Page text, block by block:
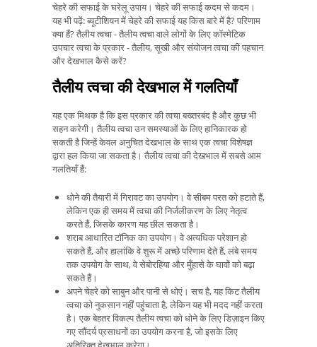
चेहरे की सफाई के घरेलू उपाय। चेहरे की सफाई कदम से कदम।
यह भी पढ़ें: ब्यूटीशियन में चेहरे की सफाई यह किस बारे में है? परिणाम
क्या हैं? तैलीय त्वचा - तैलीय त्वचा वाले लोगों के लिए कॉस्मेटिक
उपचार त्वचा के प्रकार - तैलीय, सूखी और संयोजन त्वचा की पहचान
और देखभाल कैसे करें?
तैलीय त्वचा की देखभाल में गलतियाँ
यह एक मिथक है कि इस प्रकार की त्वचा बख्तरबंद है और कुछ भी
सहन करेगी। तैलीय त्वचा उन समस्याओं के लिए हानिकारक हो
सकती है जिन्हें केवल अनुचित देखभाल के साथ एक त्वचा विशेषज्ञ
द्वारा हल किया जा सकता है। तैलीय त्वचा की देखभाल में सबसे आम
गलतियाँ हैं:
धोने की तैयारी में गिरावट का उपयोग। वे सीबम परत को हटाते हैं,
लेकिन एक ही समय में त्वचा की निर्जलीकरण के लिए नेतृत्व
करते हैं, जिसके कारण यह छील सकता है।
शराब आधारित टॉनिक का उपयोग। वे अत्यधिक परेशान हो
सकते हैं, और हालांकि वे शुरू में अच्छे परिणाम देते हैं, लंबे समय
तक उपयोग के साथ, वे सेबोरहिया और मुँहासे के घावों को बढ़ा
सकते हैं।
अपने चेहरे को साबुन और पानी से धोएं। सच है, यह किट तैलीय
त्वचा को नुकसान नहीं पहुंचाता है, लेकिन यह भी मदद नहीं करता
है। एक बेहतर विकल्प तैलीय त्वचा को धोने के लिए डिज़ाइन किए
गए सौंदर्य प्रसाधनों का उपयोग करना है, जो इसके लिए